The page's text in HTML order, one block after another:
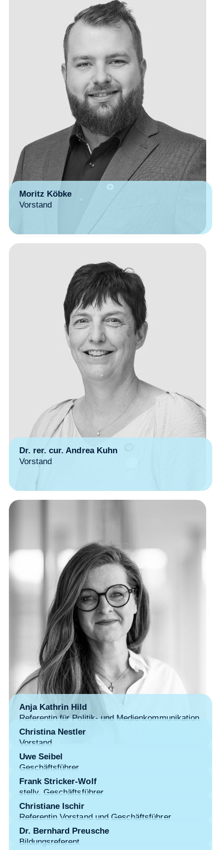
Moritz Köbke
Vorstand
Dr. rer. cur. Andrea Kuhn
Vorstand
Anja Kathrin Hild
Referentin für Politik- und Medienkommunikation
Christina Nestler
Vorstand
Uwe Seibel
Geschäftsführer
Frank Stricker-Wolf
stellv. Geschäftsführer
Christiane Ischir
Referentin Vorstand und Geschäftsführer
Dr. Bernhard Preusche
Bildungsreferent